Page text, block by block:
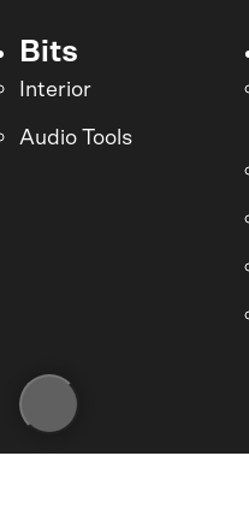
Bits
Interior
Audio Tools